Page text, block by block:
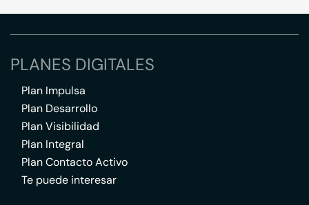
PLANES DIGITALES
Plan Impulsa
Plan Desarrollo
Plan Visibilidad
Plan Integral
Plan Contacto Activo
Te puede interesar